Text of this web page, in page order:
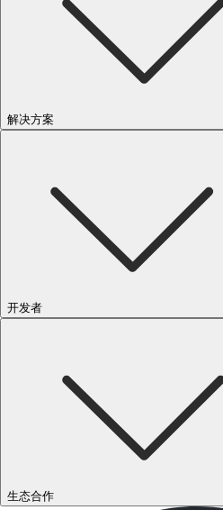
解决方案
开发者
生态合作